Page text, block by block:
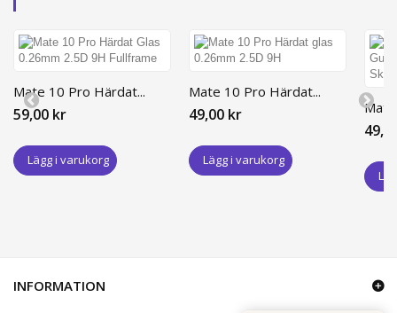
Mate 10 Pro Härdat...
59,00 kr
Lägg i varukorg
Mate 10 Pro Härdat...
49,00 kr
Lägg i varukorg
INFORMATION